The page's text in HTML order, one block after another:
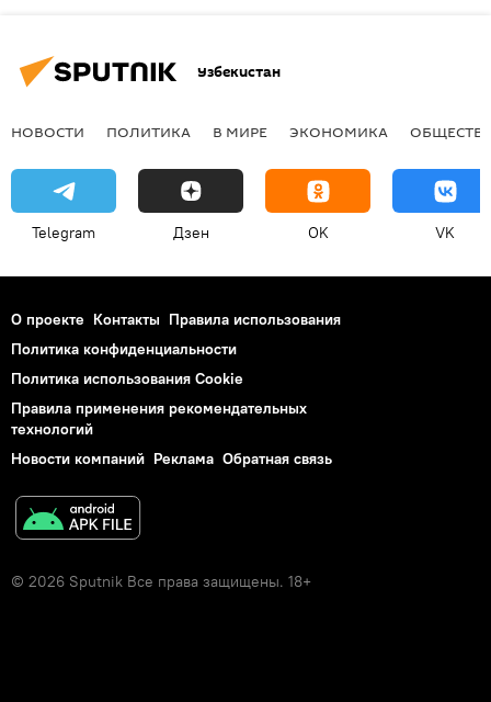
Узбекистан
НОВОСТИ ПОЛИТИКА В МИРЕ ЭКОНОМИКА
Telegram Дзен OK VK
О проекте Контакты Правила использования
Политика конфиденциальности
Политика использования Cookie
Правила применения рекомендательных
технологий
Новости компаний Реклама Обратная связь
© 2026 Sputnik Все права защищены. 18+